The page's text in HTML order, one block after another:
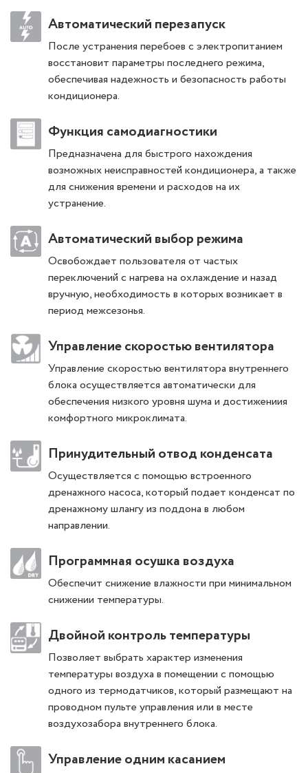
Автоматический перезапуск
После устранения перебоев с электропитанием
восстановит параметры последнего режима,
обеспечивая надежность и безопасность работы
кондиционера.
Функция самодиагностики
Предназначена для быстрого нахождения
возможных неисправностей кондиционера, а также
для снижения времени и расходов на их
устранение.
Автоматический выбор режима
Освобождает пользователя от частых
переключений с нагрева на охлаждение и назад
вручную, необходимость в которых возникает в
период межсезонья.
Управление скоростью вентилятора
Управление скоростью вентилятора внутреннего
блока осуществляется автоматически для
обеспечения низкого уровня шума и достижениия
комфортного микроклимата.
Принудительный отвод конденсата
Осуществляется с помощью встроенного
дренажного насоса, который подает конденсат по
дренажному шлангу из поддона в любом
направлении.
Программная осушка воздуха
Обеспечит снижение влажности при минимальном
снижении температуры.
Двойной контроль температуры
Позволяет выбрать характер изменения
температуры воздуха в помещении с помощью
одного из термодатчиков, который размещают на
проводном пульте управления или в месте
воздухозабора внутреннего блока.
Управление одним касанием